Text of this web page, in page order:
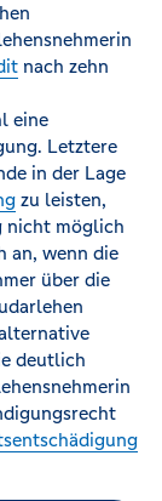
nach zehn
eine
Letztere
in der Lage
zu leisten,
nicht möglich
an, wenn die
über die
deutlich